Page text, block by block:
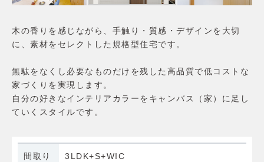
スタッフ紹介
お客様の声
お問合せ
木の香りを感じながら、手触り・質感・デザインを大切
に、素材をセレクトした規格型住宅です。
無駄をなくし必要なものだけを残した高品質で低コストな
家づくりを実現します。
自分の好きなインテリアカラーをキャンバス（家）に足し
ていくスタイルです。
間取り 3LDK+S+WIC